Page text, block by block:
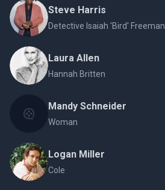
Steve Harris
Detective Isaiah 'Bird' Freeman
Laura Allen
Hannah Britten
Mandy Schneider
Woman
Logan Miller
Cole